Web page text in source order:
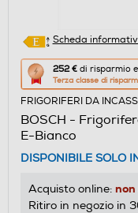
Scheda
252 € di risparmio
Terza classe di
Questa
azione
aprirà
il
Calcolatore
di
risparmio
energetico
FRIGORIFERI DA
BOSCH -
E-Bianco
DISPONIBILE SOLO
Acquisto online:
Ritiro in negozio in